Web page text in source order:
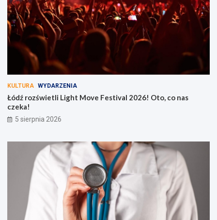
KULTURA WYDARZENIA
Łódź rozświetli Light Move Festival 2026! Oto, co nas
czeka!
5 sierpnia 2026